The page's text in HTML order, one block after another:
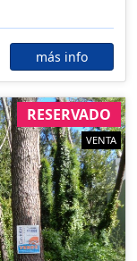
más info
RESERVADO
VENTA